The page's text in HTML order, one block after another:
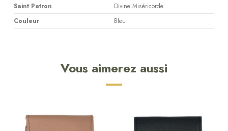
Saint Patron
Divine Miséricorde
Couleur
Bleu
Vous aimerez aussi